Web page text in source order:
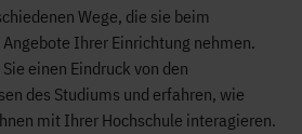
Wege, die sie beim
Ihrer Einrichtung nehmen.
einen Eindruck von den
des Studiums und erfahren, wie
mit Ihrer Hochschule interagieren.